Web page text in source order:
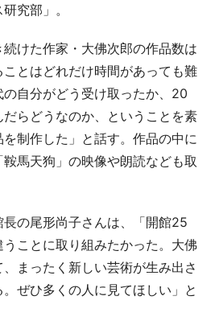
究部」。
けた作家・大佛次郎の作品数は
とはどれだけ時間があっても難
自分がどう受け取ったか、20
らどうなのか、ということを素
制作した」と話す。作品の中に
馬天狗」の映像や朗読なども取
の尾形尚子さんは、「開館25
ことに取り組みたかった。大佛
まったく新しい芸術が生み出さ
ぜひ多くの人に見てほしい」と